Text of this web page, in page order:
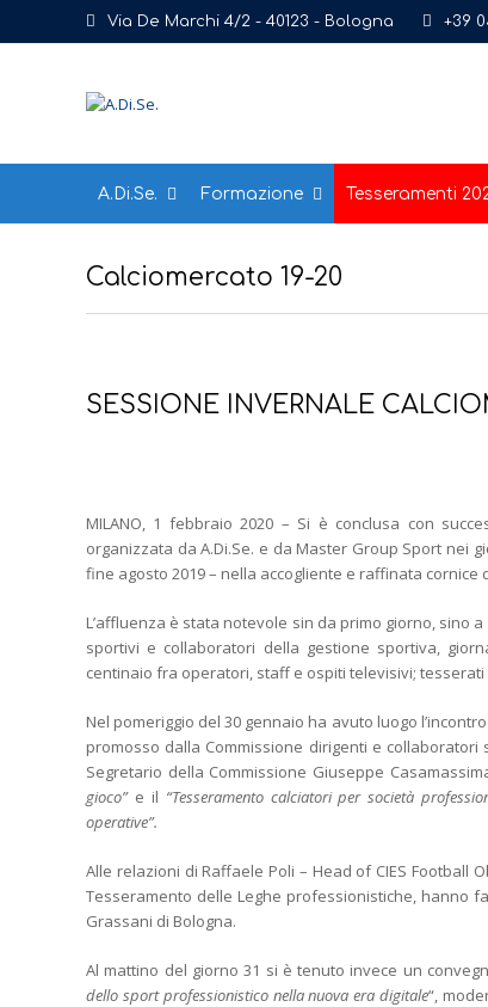
Via De Marchi 4/2 - 40123 - Bologna +39
A.Di.Se. Formazione Tesseramenti
Calciomercato 19-20
SESSIONE INVERNALE
MILANO, 1 febbraio 2020 – Si è conclusa con
organizzata da A.Di.Se. e da Master Group Sport nei
fine agosto 2019 – nella accogliente e raffinata cornice
L’affluenza è stata notevole sin da primo giorno, sino
sportivi e collaboratori della gestione sportiva,
centinaio fra operatori, staff e ospiti televisivi;
Nel pomeriggio del 30 gennaio ha avuto luogo
promosso dalla Commissione dirigenti e
Segretario della Commissione Giuseppe
gioco”e il “Tesseramento calciatori per società
operative”.
Alle relazioni di Raffaele Poli – Head of CIES Football
Tesseramento delle Leghe professionistiche, hanno
Grassani di Bologna.
Al mattino del giorno 31 si è tenuto invece un
dello sport professionistico nella nuova era digitale“,